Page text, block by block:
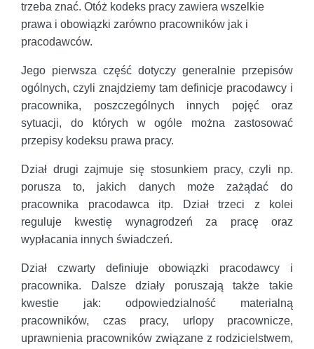
trzeba znać. Otóż kodeks pracy zawiera wszelkie
prawa i obowiązki zarówno pracowników jak i
pracodawców.
Jego pierwsza część dotyczy generalnie przepisów
ogólnych, czyli znajdziemy tam definicje pracodawcy i
pracownika, poszczególnych innych pojęć oraz
sytuacji, do których w ogóle można zastosować
przepisy kodeksu prawa pracy.
Dział drugi zajmuje się stosunkiem pracy, czyli np.
porusza to, jakich danych może zażądać do
pracownika pracodawca itp. Dział trzeci z kolei
reguluje kwestię wynagrodzeń za pracę oraz
wypłacania innych świadczeń.
Dział czwarty definiuje obowiązki pracodawcy i
pracownika. Dalsze działy poruszają także takie
kwestie jak: odpowiedzialność materialną
pracowników, czas pracy, urlopy pracownicze,
uprawnienia pracowników związane z rodzicielstwem,